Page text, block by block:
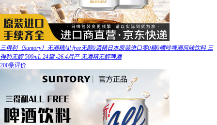
三得利（Suntory）无酒精All free无醇0酒精日本原装进口零0糖0嘌呤啤酒风味饮料 三
得利无醇 500mL 24罐 -26.4月产 无酒精无醇啤酒
200条评价